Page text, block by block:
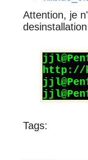
Attention, je
http://
Tags: